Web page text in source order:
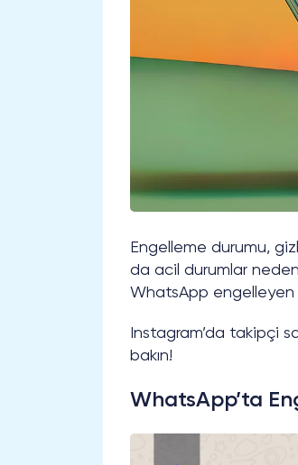
Engelleme durumu,
da acil durumlar
WhatsApp engelleyen
Instagram’da takipçi
bakın!
WhatsApp’ta